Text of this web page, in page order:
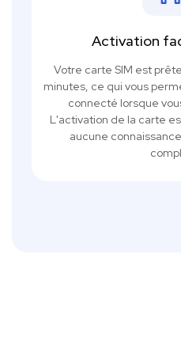
Activation
Votre carte SIM est
minutes, ce qui vous
connecté lorsque
L'activation de la carte
aucune